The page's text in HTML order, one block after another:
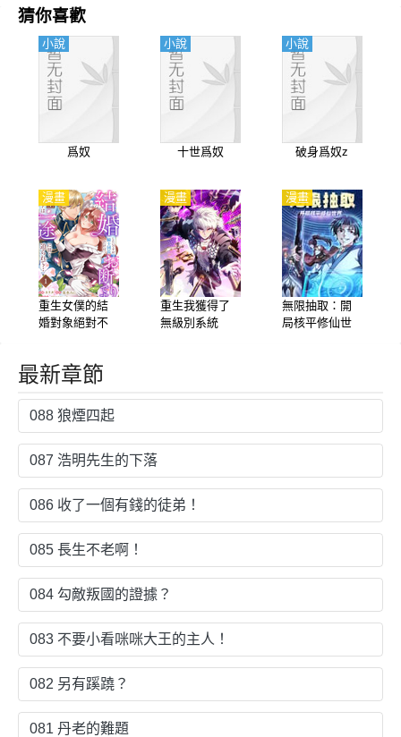
猜你喜歡
爲奴
小說
十世爲奴
小說
破身爲奴z
小說
重生女僕的結
婚對象絕對不
入溺愛人生
漫畫
重生我獲得了
無級別系統
漫畫
無限抽取：開
局核平修仙世
漫畫
最新章節
088 狼煙四起
087 浩明先生的下落
086 收了一個有錢的徒弟！
085 長生不老啊！
084 勾敵叛國的證據？
083 不要小看咪咪大王的主人！
082 另有蹊蹺？
081 丹老的難題